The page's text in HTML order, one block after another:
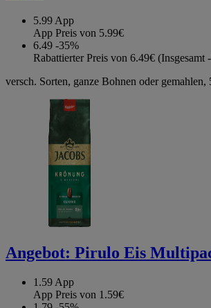
5.99 App
App Preis von 5.99€
6.49 -35%
Rabattierter Preis von 6.49€ (Insgesamt
versch. Sorten, ganze Bohnen oder gemahlen,
Angebot: Pirulo Eis
1.59 App
App Preis von 1.59€